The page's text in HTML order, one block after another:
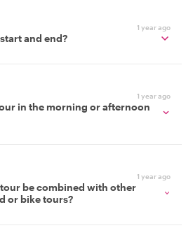
1 year ago
and end?
1 year ago
in the morning or afternoon
1 year ago
be combined with other
or bike tours?